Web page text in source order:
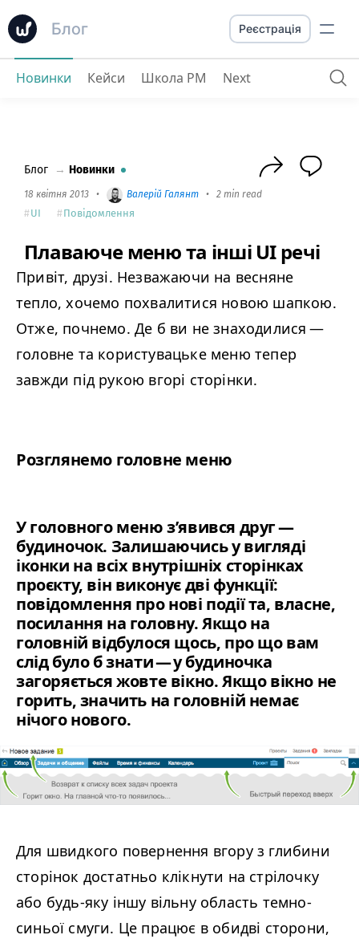
Блог
Плаваюче меню та інші UI речі
Реєстрація
Новинки Кейси Школа PM Next
Блог → Новинки
18 квітня 2013 • Валерій Галянт • 2 min read
UI Повідомлення
Плаваюче меню та інші UI речі
Привіт, друзі. Незважаючи на весняне
тепло, хочемо похвалитися новою шапкою.
Отже, почнемо. Де б ви не знаходилися —
головне та користувацьке меню тепер
завжди під рукою вгорі сторінки.
Розглянемо головне меню
У головного меню з’явився друг —
будиночок. Залишаючись у вигляді
іконки на всіх внутрішніх сторінках
проєкту, він виконує дві функції:
повідомлення про нові події та, власне,
посилання на головну. Якщо на
головній відбулося щось, про що вам
слід було б знати — у будиночка
загоряється жовте вікно. Якщо вікно не
горить, значить на головній немає
нічого нового.
Для швидкого повернення вгору з глибини
сторінок достатньо клікнути на стрілочку
або будь-яку іншу вільну область темно-
синьої смуги. Це працює в обидві сторони,